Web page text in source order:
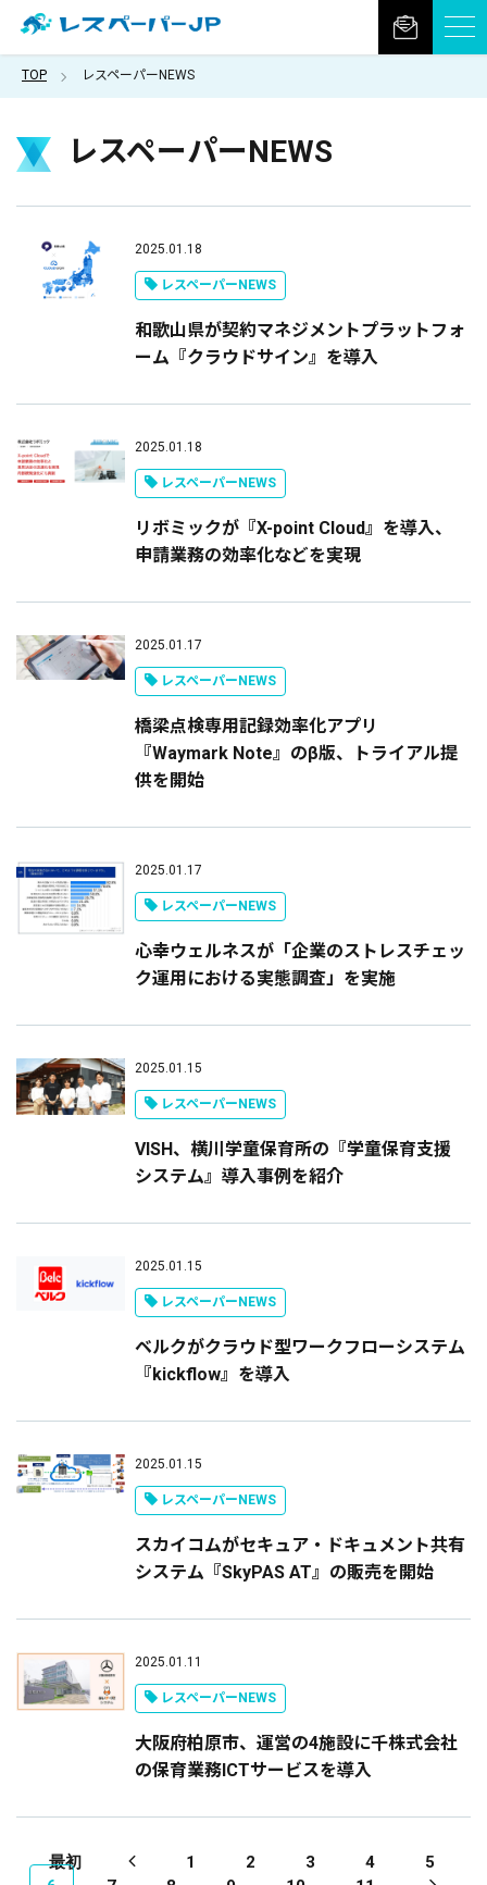
TOP レスペーパーNEWS
レスペーパーNEWS
2025.01.18
レスペーパーNEWS
和歌山県が契約マネジメントプラットフォ
ーム『クラウドサイン』を導入
2025.01.18
レスペーパーNEWS
リボミックが『X-point Cloud』を導入、
申請業務の効率化などを実現
2025.01.17
レスペーパーNEWS
橋梁点検専用記録効率化アプリ
『Waymark Note』のβ版、トライアル提
供を開始
2025.01.17
レスペーパーNEWS
心幸ウェルネスが「企業のストレスチェッ
ク運用における実態調査」を実施
2025.01.15
レスペーパーNEWS
VISH、横川学童保育所の『学童保育支援
システム』導入事例を紹介
2025.01.15
レスペーパーNEWS
ベルクがクラウド型ワークフローシステム
『kickflow』を導入
2025.01.15
レスペーパーNEWS
スカイコムがセキュア・ドキュメント共有
システム『SkyPAS AT』の販売を開始
2025.01.11
レスペーパーNEWS
大阪府柏原市、運営の4施設に千株式会社
の保育業務ICTサービスを導入
最初 1 2 3 4
5